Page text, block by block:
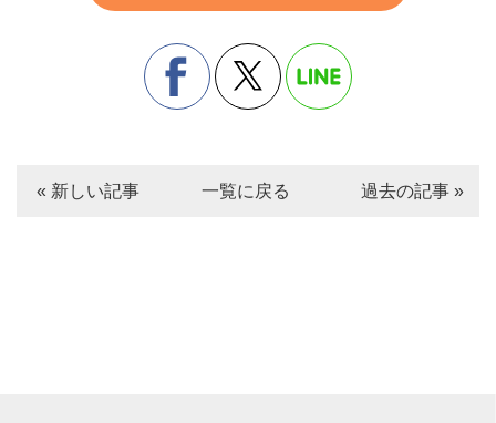
« 新しい記事 一覧に戻る 過去の記事 »